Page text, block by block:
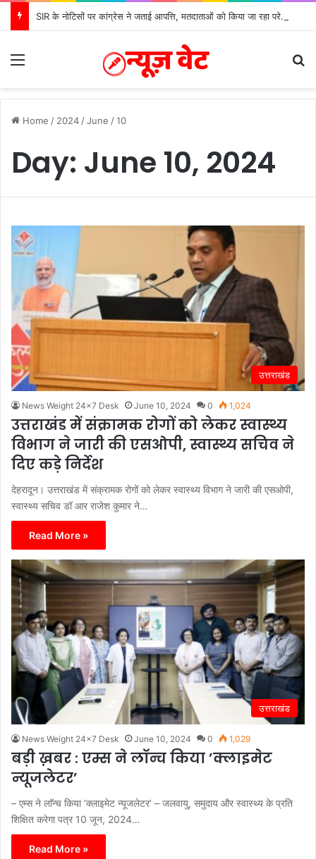
SIR के नोटिसों पर कांग्रेस ने जताई आपत्ति, मतदाताओं को किया जा रहा परेशान: बोले राष्ट्रीय प्रवक्ता आलोक शर्मा
Home / 2024 /June /10
Day: June 10, 2024
उत्तराखंड
News Weight 24x7 Desk June 10, 2024 0 1,024
उत्तराखंड में संक्रामक रोगों को लेकर स्वास्थ्य
विभाग ने जारी की एसओपी, स्वास्थ्य सचिव ने
दिए कड़े निर्देश
देहरादून। उत्तराखंड में संक्रामक रोगों को लेकर स्वास्थ्य विभाग ने जारी की एसओपी,
स्वास्थ्य सचिव डॉ आर राजेश कुमार ने…
Read More »
उत्तराखंड
News Weight 24x7 Desk June 10, 2024 0 1,029
बड़ी ख़बर : एम्स ने लाॅन्च किया ’क्लाइमेट
न्यूजलेटर’
– एम्स ने लाॅन्च किया ’क्लाइमेट न्यूजलेटर’ – जलवायु, समुदाय और स्वास्थ्य के प्रति
शिक्षित करेगा पत्र 10 जून, 2024…
Read More »